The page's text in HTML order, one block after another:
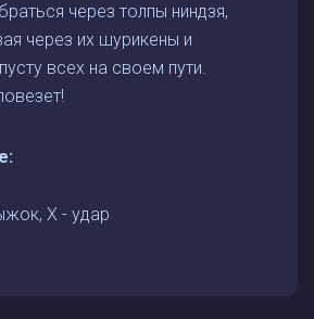
через толпы ниндзя,
через их шурикены и
всех на своем пути.
X - удар